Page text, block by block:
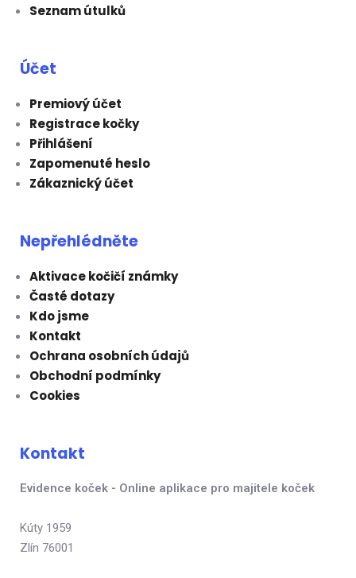
Seznam útulků
Účet
Premiový účet
Registrace kočky
Přihlášení
Zapomenuté heslo
Zákaznický účet
Nepřehlédněte
Aktivace kočičí známky
Časté dotazy
Kdo jsme
Kontakt
Ochrana osobních údajů
Obchodní podmínky
Cookies
Kontakt
Evidence koček - Online aplikace pro majitele koček
Kúty 1959
Zlín 76001